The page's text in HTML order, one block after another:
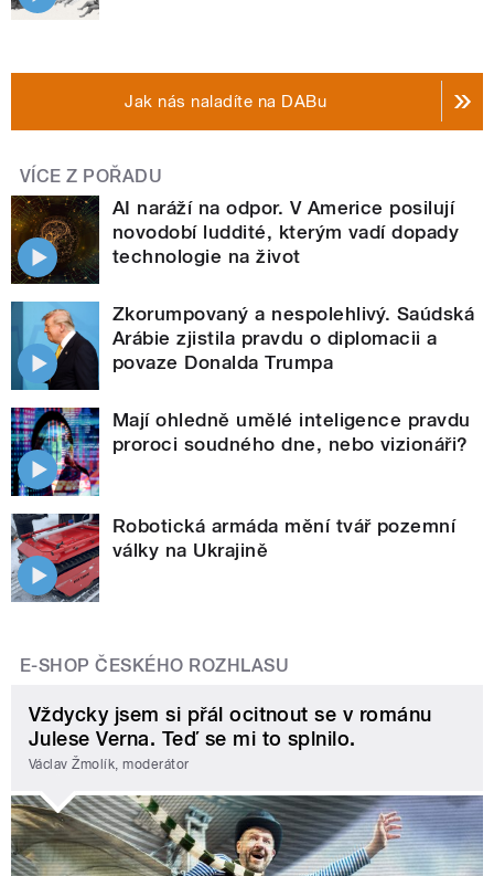
Jak nás naladíte na DABu
VÍCE Z POŘADU
AI naráží na odpor. V Americe posilují
novodobí luddité, kterým vadí dopady
technologie na život
Zkorumpovaný a nespolehlivý. Saúdská
Arábie zjistila pravdu o diplomacii a
povaze Donalda Trumpa
Mají ohledně umělé inteligence pravdu
proroci soudného dne, nebo vizionáři?
Robotická armáda mění tvář pozemní
války na Ukrajině
E-SHOP ČESKÉHO ROZHLASU
Vždycky jsem si přál ocitnout se v románu
Julese Verna. Teď se mi to splnilo.
Václav Žmolík, moderátor